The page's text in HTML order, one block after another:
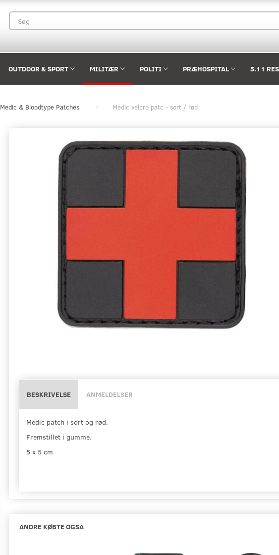
OUTDOOR & SPORT MILITÆR POLITI PRÆHOSPITAL 5.11
Medic & Bloodtype Patches Medic velcro patc - sort / rød
BESKRIVELSE ANMELDELSER
Medic patch i sort og rød.
Fremstillet i gumme.
5 x 5 cm
ANDRE KØBTE OGSÅ